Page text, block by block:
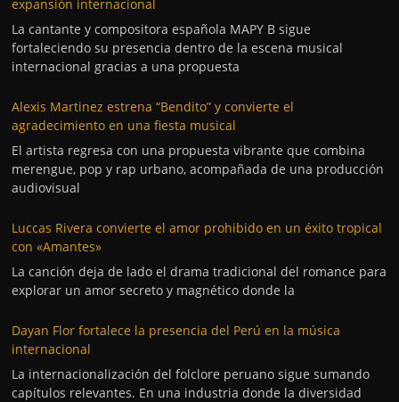
expansión internacional
La cantante y compositora española MAPY B sigue
fortaleciendo su presencia dentro de la escena musical
internacional gracias a una propuesta
Alexis Martinez estrena “Bendito” y convierte el
agradecimiento en una fiesta musical
El artista regresa con una propuesta vibrante que combina
merengue, pop y rap urbano, acompañada de una producción
audiovisual
Luccas Rivera convierte el amor prohibido en un éxito tropical
con «Amantes»
La canción deja de lado el drama tradicional del romance para
explorar un amor secreto y magnético donde la
Dayan Flor fortalece la presencia del Perú en la música
internacional
La internacionalización del folclore peruano sigue sumando
capítulos relevantes. En una industria donde la diversidad